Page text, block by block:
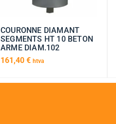
COURONNE DIAMANT
SEGMENTS HT 10 BETON
ARME DIAM.102
161,40 € htva